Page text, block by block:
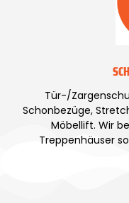
Tür-/
Schonbezüge,
Möbellift. Wir
Treppenhäuser